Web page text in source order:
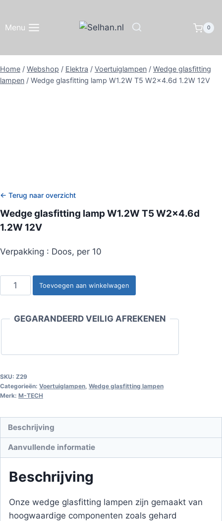
inhoud
Menu 0
Home / Webshop / Elektra / Voertuiglampen / Wedge glasfitting
lampen / Wedge glasfitting lamp W1.2W T5 W2x4.6d 1.2W 12V
← Terug naar overzicht
Wedge glasfitting lamp W1.2W T5 W2x4.6d
1.2W 12V
Verpakking : Doos, per 10
Wedge
glasfitting
W1.2W
12V
aantal
Toevoegen aan winkelwagen
GEGARANDEERD VEILIG AFREKENEN
SKU: Z29
Categorieën: Voertuiglampen, Wedge glasfitting lampen
Merk: M-TECH
Beschrijving
Aanvullende informatie
Beschrijving
Onze wedge glasfitting lampen zijn gemaakt van
hoogwaardige componenten zoals gehard